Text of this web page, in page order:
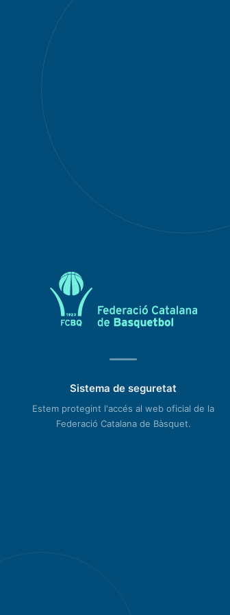
Sistema de seguretat
Estem protegint l'accés al web oficial de la
Federació Catalana de Bàsquet.